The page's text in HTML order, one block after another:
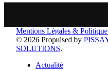
Mentions Légales &
© 2026 Propulsed by
SOLUTIONS.
Actualité